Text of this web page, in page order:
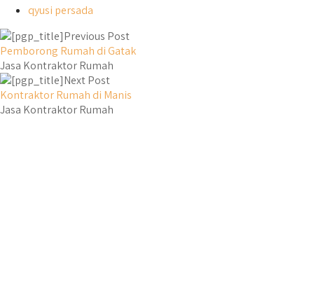
qyusi persada
Previous Post
Pemborong Rumah di Gatak
Jasa Kontraktor Rumah
Next Post
Kontraktor Rumah di Manis
Jasa Kontraktor Rumah